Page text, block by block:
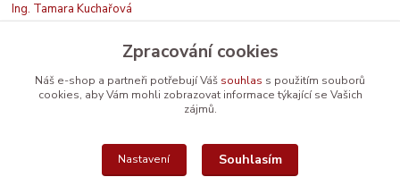
Ing. Tamara Kuchařová
+420 774 687 150
Jsem na příjmu. Když nemohu, zavolám zpět.
info@prodavamesrdcem.cz
Zpracování cookies
Náš e-shop a partneři potřebují Váš souhlas s použitím souborů
cookies, aby Vám mohli zobrazovat informace týkající se Vašich
zájmů.
Nastavení Souhlasím